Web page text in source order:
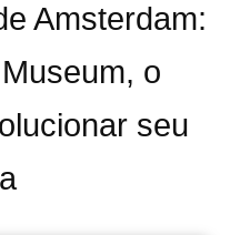
Amsterdam:
o
seu